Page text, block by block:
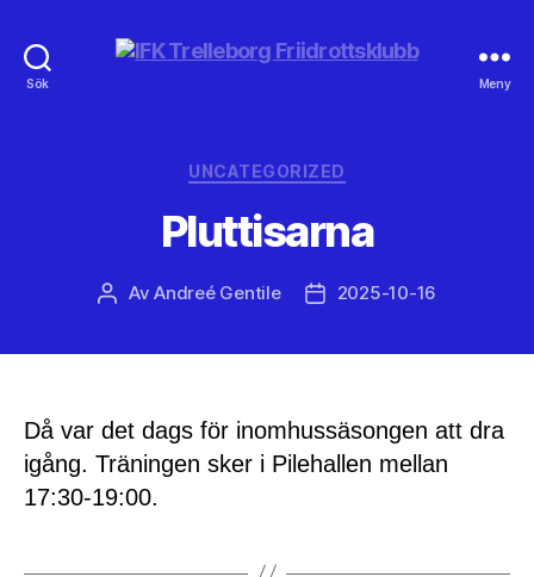
Sök Meny
Kategorier
UNCATEGORIZED
Pluttisarna
Inläggsförfattare
AvAndreé Gentile Inläggsdatum
2025-10-16
Då var det dags för inomhussäsongen att dra
igång. Träningen sker i Pilehallen mellan
17:30-19:00.